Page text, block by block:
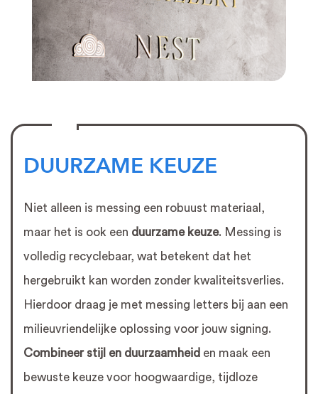
DUURZAME KEUZE
Niet alleen is messing een robuust materiaal,
maar het is ook een duurzame keuze. Messing is
volledig recyclebaar, wat betekent dat het
hergebruikt kan worden zonder kwaliteitsverlies.
Hierdoor draag je met messing letters bij aan een
milieuvriendelijke oplossing voor jouw signing.
Combineer stijl en duurzaamheid en maak een
bewuste keuze voor hoogwaardige, tijdloze